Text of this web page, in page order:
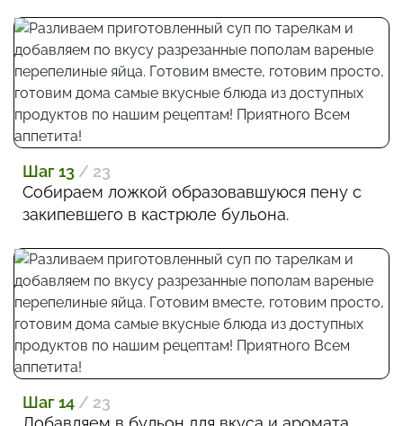
Шаг 13 / 23
Собираем ложкой образовавшуюся пену с
закипевшего в кастрюле бульона.
Шаг 14 / 23